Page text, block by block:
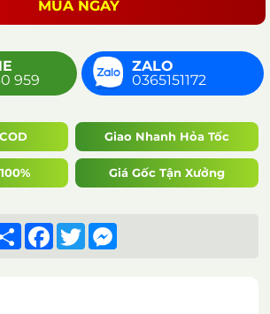
MUA NGAY
959
ZALO
0365151172
Giao Nhanh Hỏa Tốc
Giá Gốc Tận Xưởng
ShareFacebook
Twitter